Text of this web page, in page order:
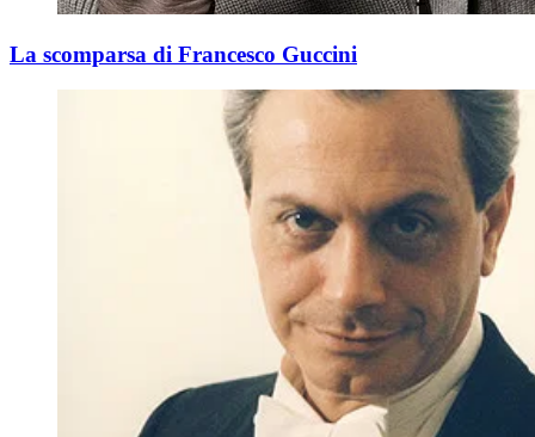
La scomparsa di Francesco Guccini